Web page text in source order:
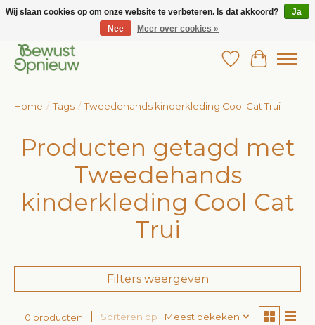
Wij bieden het grootste aanbod in betaalbare kinderkleding!
Verlanglijst
Home / Tags / Tweedehands kinderkleding Cool Cat Trui
Producten getagd met
Tweedehands
kinderkleding Cool Cat
Trui
Filters weergeven
0 producten Sorteren op Meest bekeken
Wij slaan cookies op om onze website te verbeteren. Is dat akkoord?
Ja
Nee
Meer over cookies »